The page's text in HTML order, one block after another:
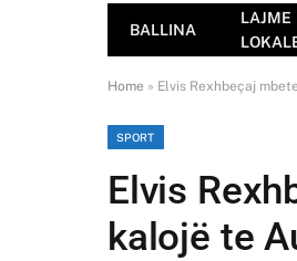
BALLINA
LAJME
Home » Elvis Rexhbeçaj
SPORT
Elvis
kalojë te